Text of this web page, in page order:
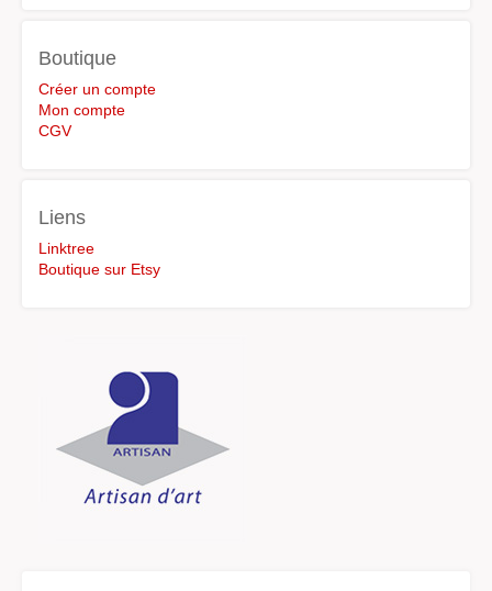
Boutique
Créer un compte
Mon compte
CGV
Liens
Linktree
Boutique sur Etsy